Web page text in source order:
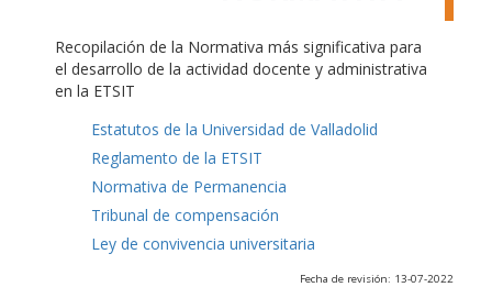
Recopilación de la Normativa más significativa para
el desarrollo de la actividad docente y administrativa
en la ETSIT
Estatutos de la Universidad de Valladolid
Reglamento de la ETSIT
Normativa de Permanencia
Tribunal de compensación
Ley de convivencia universitaria
Fecha de revisión: 13-07-2022